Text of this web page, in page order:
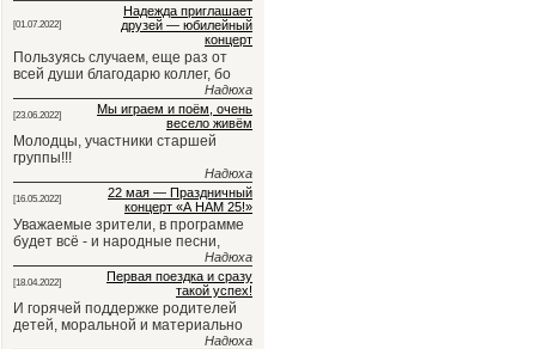
[01.07.2022]
Надежда приглашает
друзей — юбилейный
концерт
Пользуясь случаем, еще раз от
всей души благодарю коллег, бо
Надюха
[23.06.2022]
Мы играем и поём, очень
весело живём
Молодцы, участники старшей
группы!!!
Надюха
[16.05.2022]
22 мая — Праздничный
концерт «А НАМ 25!»
Уважаемые зрители, в программе
будет всё - и народные песни,
Надюха
[18.04.2022]
Первая поездка и сразу
такой успех!
И горячей поддержке родителей
детей, моральной и материально
Надюха